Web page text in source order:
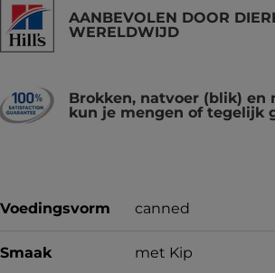
AANBEVOLEN DOOR
WERELDWIJD
Brokken, natvoer (blik) en
kun je mengen of tegelijk
Voedingsvorm canned
Smaak met Kip